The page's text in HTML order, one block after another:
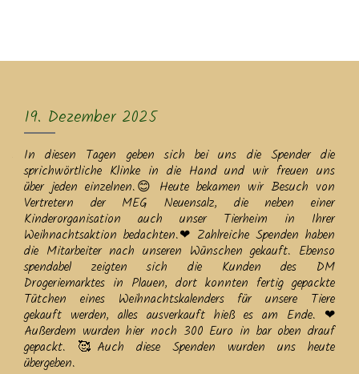
19. Dezember 2025
In diesen Tagen geben sich bei uns die Spender die
sprichwörtliche Klinke in die Hand und wir freuen uns
über jeden einzelnen.😊 Heute bekamen wir Besuch von
Vertretern der MEG Neuensalz, die neben einer
Kinderorganisation auch unser Tierheim in Ihrer
Weihnachtsaktion bedachten.❤ Zahlreiche Spenden haben
die Mitarbeiter nach unseren Wünschen gekauft. Ebenso
spendabel zeigten sich die Kunden des DM
Drogeriemarktes in Plauen, dort konnten fertig gepackte
Tütchen eines Weihnachtskalenders für unsere Tiere
gekauft werden, alles ausverkauft hieß es am Ende. ❤
Außerdem wurden hier noch 300 Euro in bar oben drauf
gepackt. 🥰Auch diese Spenden wurden uns heute
übergeben.